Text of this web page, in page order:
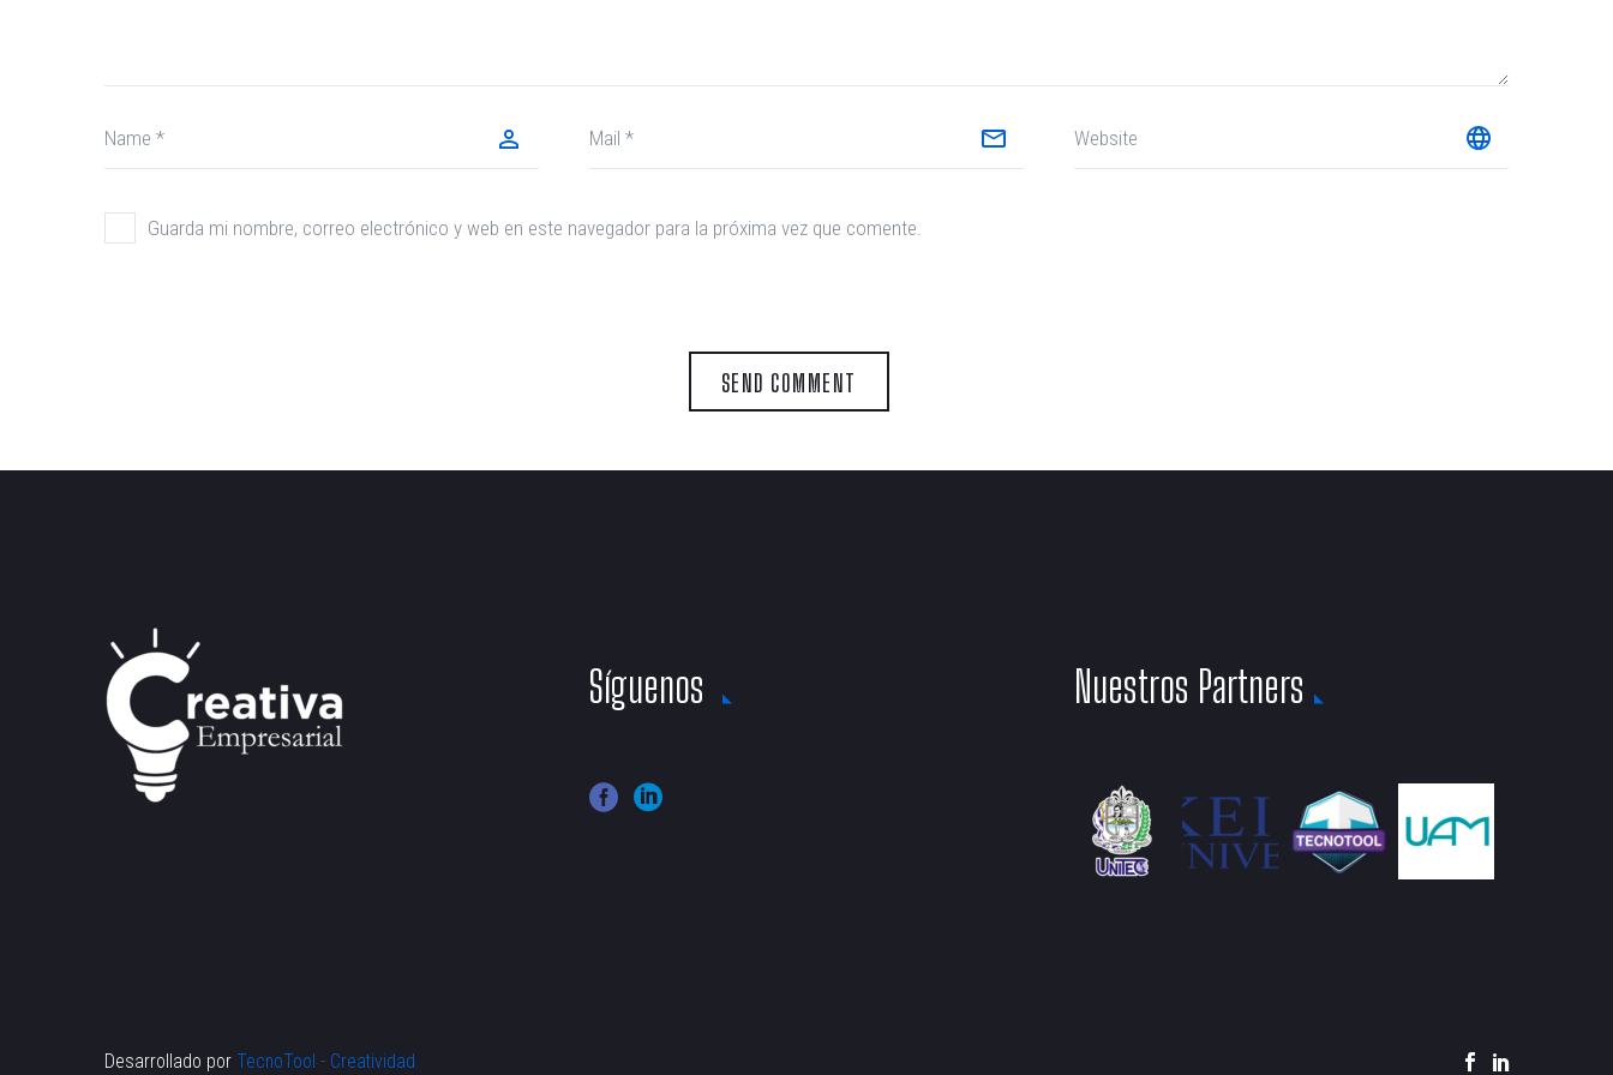
Guarda mi nombre, correo electrónico y web en este navegador para la próxima vez que comente.
SEND COMMENT
Síguenos Nuestros Partners
Desarrollado por TecnoTool - Creatividad